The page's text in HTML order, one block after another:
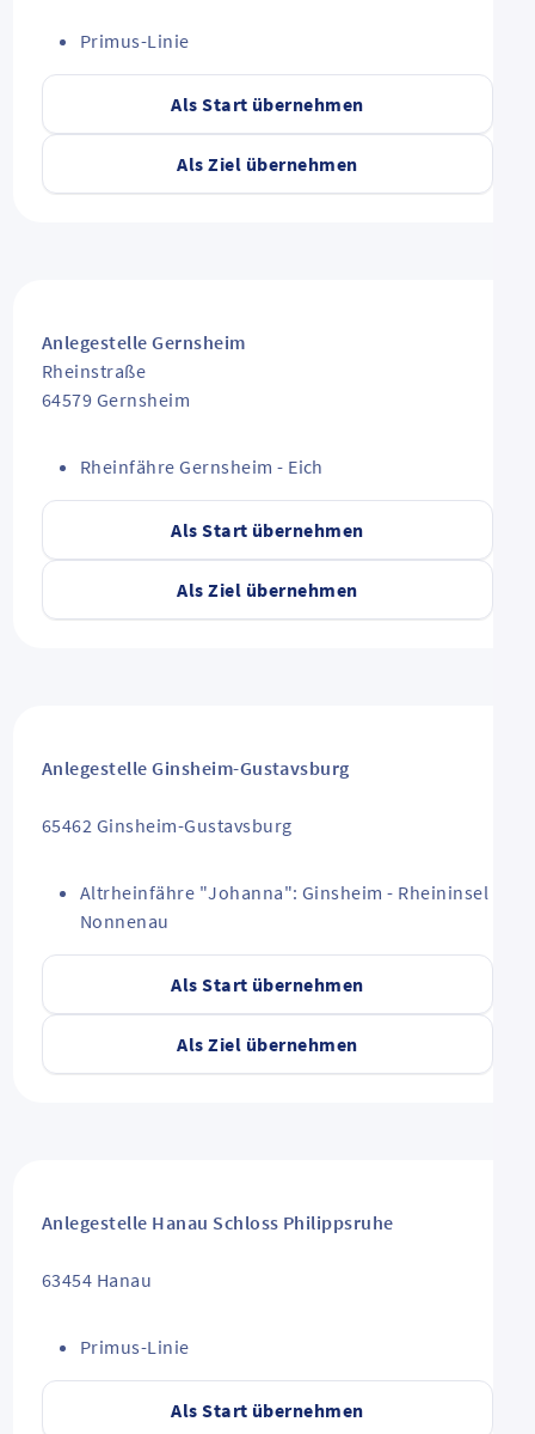
Als Start übernehmen
Als Ziel übernehmen
Primus-Linie
Als Start übernehmen
Als Ziel übernehmen
Anlegestelle Gernsheim
Rheinstraße
64579 Gernsheim
Rheinfähre Gernsheim - Eich
Als Start übernehmen
Als Ziel übernehmen
Anlegestelle Ginsheim-Gustavsburg
65462 Ginsheim-Gustavsburg
Altrheinfähre "Johanna": Ginsheim - Rheininsel
Nonnenau
Als Start übernehmen
Anlegestelle Hanau Schloss Philippsruhe
63454 Hanau
Primus-Linie